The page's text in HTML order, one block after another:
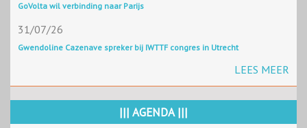
GoVolta wil verbinding naar Parijs
31/07/26
Gwendoline Cazenave spreker bij IWTTF congres in Utrecht
LEES MEER
||| AGENDA |||